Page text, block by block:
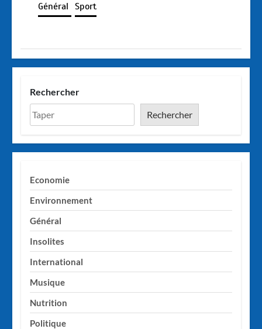
Général Sport
Rechercher
Rechercher
Economie
Environnement
Général
Insolites
International
Musique
Nutrition
Politique